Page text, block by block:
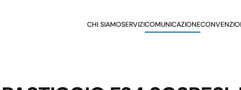
CHI SIAMOSERVIZICOMUNICAZIONE